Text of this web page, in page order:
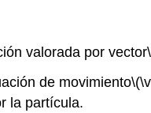
valorada por vector
de movimiento
la partícula.